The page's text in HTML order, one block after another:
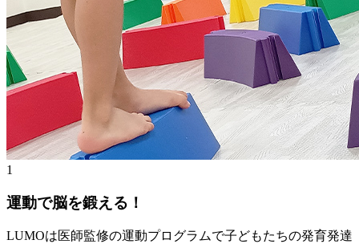
1
運動で脳を鍛える！
LUMOは医師監修の運動プログラムで子どもたちの発育発達